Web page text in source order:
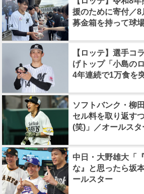
援のために寄付／
募金箱を持って球
【ロッテ】選手コ
げトップ「小島の
4年連続で1万食を
ソフトバンク・柳
セル料を取り返す
(笑)」／オールスタ
中日・大野雄大「
な』と思ったら坂
ールスター